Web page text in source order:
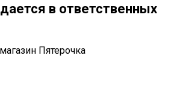
в ответственных